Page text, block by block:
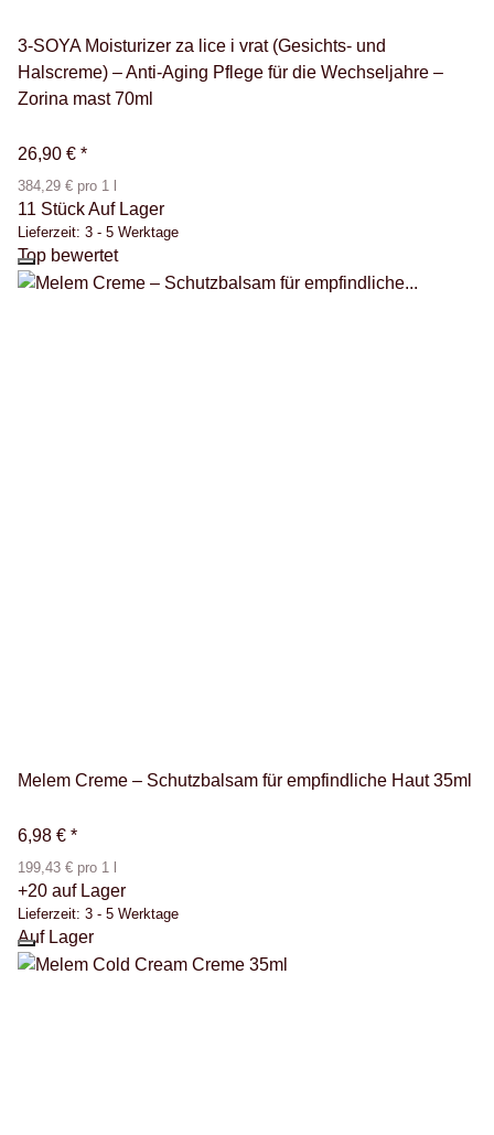
3-SOYA Moisturizer za lice i vrat (Gesichts- und
Halscreme) – Anti-Aging Pflege für die Wechseljahre –
Zorina mast 70ml
26,90 € *
384,29 € pro 1 l
11 Stück Auf Lager
Lieferzeit: 3 - 5 Werktage
Top bewertet
Melem Creme – Schutzbalsam für empfindliche Haut 35ml
6,98 € *
199,43 € pro 1 l
+20 auf Lager
Lieferzeit: 3 - 5 Werktage
Auf Lager